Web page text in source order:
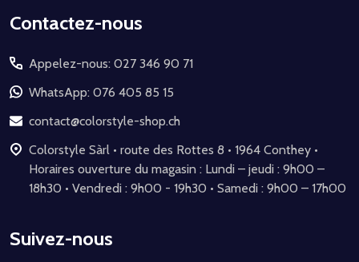
Début
pied
de
page
Contactez-nous
Appelez-nous: 027 346 90 71
WhatsApp: 076 405 85 15
contact@colorstyle-shop.ch
Colorstyle Sàrl • route des Rottes 8 • 1964 Conthey •
Horaires ouverture du magasin : Lundi – jeudi : 9h00 –
18h30 • Vendredi : 9h00 - 19h30 • Samedi : 9h00 – 17h00
Suivez-nous